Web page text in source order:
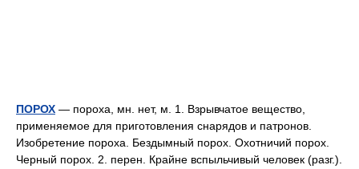
ПОРОХ — пороха, мн. нет, м. 1. Взрывчатое вещество,
применяемое для приготовления снарядов и патронов.
Изобретение пороха. Бездымный порох. Охотничий порох.
Черный порох. 2. перен. Крайне вспыльчивый человек (разг.).